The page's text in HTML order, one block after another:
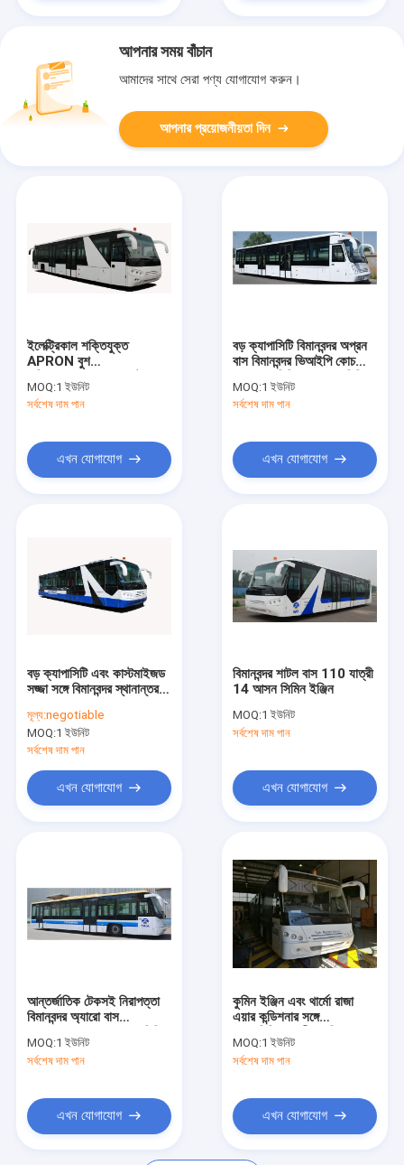
আমাদের সম্পর্কে
যোগাযোগ করুন
উদ্ধৃতির জন্য আবেদন
আপনার সময় বাঁচান
আমাদের সাথে সেরা পণ্য যোগাযোগ করুন।
আপনার প্রয়োজনীয়তা দিন
ইলেক্ট্রিকাল শক্তিযুক্ত
APRON বুশ
MOQ:1 ইউনিট
সর্বশেষ দাম পান
এখন যোগাযোগ
বড় ক্যাপাসিটি বিমানবন্দর অপ্রন
বাস বিমানবন্দর ভিআইপি কোচ
3178 মিমি
MOQ:1 ইউনিট
সর্বশেষ দাম পান
এখন যোগাযোগ
বড় ক্যাপাসিটি এবং কাস্টমাইজড
সজ্জা সঙ্গে বিমানবন্দর স্থানান্তর
মূল্য:negotiable
MOQ:1 ইউনিট
সর্বশেষ দাম পান
এখন যোগাযোগ
বিমানবন্দর শাটল বাস 110 যাত্রী
14 আসন সিমিন ইঞ্জিন
MOQ:1 ইউনিট
সর্বশেষ দাম পান
এখন যোগাযোগ
আন্তর্জাতিক টেকসই নিরাপত্তা
বিমানবন্দর অ্যারো বাস
× 3178 মিমি
MOQ:1 ইউনিট
সর্বশেষ দাম পান
এখন যোগাযোগ
কুমিন ইঞ্জিন এবং থার্মো রাজা
এয়ার কন্ডিশনার সঙ্গে
স্থানান্তর বাস
MOQ:1 ইউনিট
সর্বশেষ দাম পান
এখন যোগাযোগ